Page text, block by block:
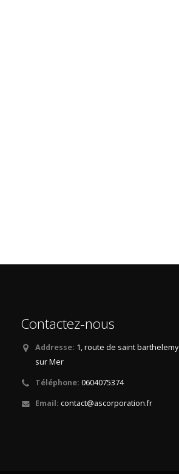
Contactez-nous
Addresse: 1, route de saint barthelemy
sur Mer
Téléphone: 0604075374
Email: contact@ascorporation.fr